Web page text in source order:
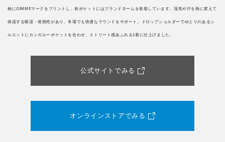
袖にGIMMEマークをプリントし、前ポケットにはブランドネームを装着しています。湿気や汗を熱に変えて
保温する吸湿・発熱性があり、冬場でも快適なラウンドをサポート。ドロップショルダーでゆとりのあるシ
ルエットにカンガルーポケットを合わせ、ストリート感あふれる1着に仕上げました。
公式サイトでみる
オンラインストアでみる